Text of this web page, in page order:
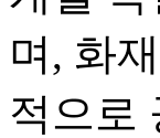
며, 화
적으로